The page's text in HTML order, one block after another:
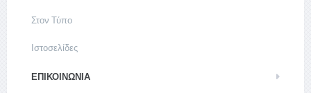
Στον Τύπο
Ιστοσελίδες
ΕΠΙΚΟΙΝΩΝΊΑ